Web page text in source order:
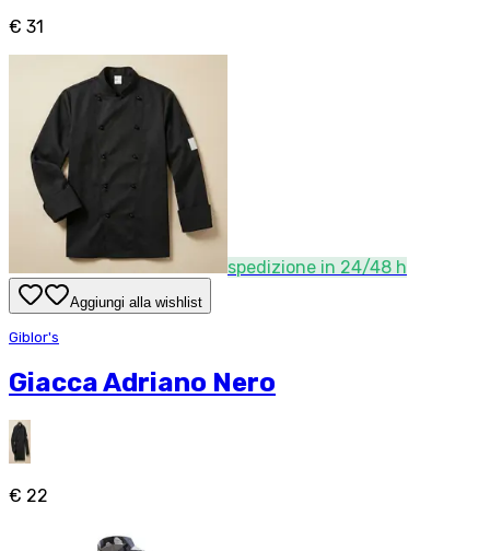
€ 31
spedizione in 24/48 h
Aggiungi alla wishlist
Giblor's
Giacca Adriano Nero
€ 22